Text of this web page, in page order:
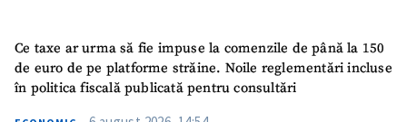
Ce taxe ar urma să fie impuse la comenzile de până la 150
de euro de pe platforme străine. Noile reglementări incluse
în politica fiscală publicată pentru consultări